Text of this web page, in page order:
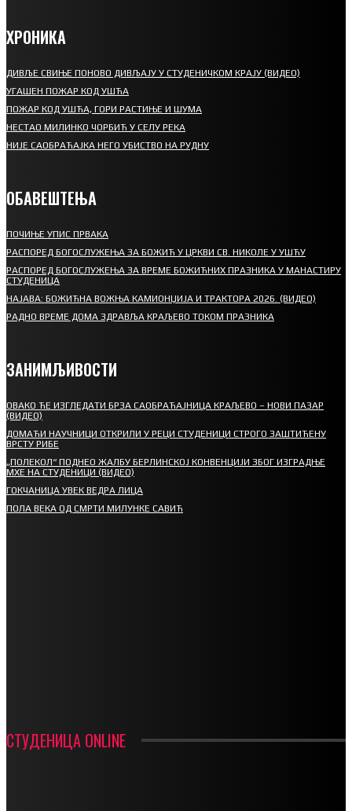
ХРОНИКА
ДИВЉЕ СВИЊЕ ПОНОВО ДИВЉАЈУ У СТУДЕНИЧКОМ КРАЈУ (ВИДЕО)
УГАШЕН ПОЖАР КОД УШЋА
ПОЖАР КОД УШЋА, ГОРИ РАСТИЊЕ И ШУМА
НЕСТАО МИЛИНКО ЧОРБИЋ У СЕЛУ РЕКА
НИЈЕ САОБРАЋАЈКА НЕГО УБИСТВО НА РУДНУ
ОБАВЕШТЕЊА
ПОЧИЊЕ УПИС ПРВАКА
РАСПОРЕД БОГОСЛУЖЕЊА ЗА БОЖИЋ У ЦРКВИ СВ. НИКОЛЕ У УШЋУ
РАСПОРЕД БОГОСЛУЖЕЊА ЗА ВРЕМЕ БОЖИЋНИХ ПРАЗНИКА У МАНАСТИРУ
СТУДЕНИЦА
НАЈАВА: БОЖИЋНА ВОЖЊА КАМИОНЏИЈА И ТРАКТОРА 2026. (ВИДЕО)
РАДНО ВРЕМЕ ДОМА ЗДРАВЉА КРАЉЕВО ТОКОМ ПРАЗНИКА
ЗАНИМЉИВОСТИ
ОВАКО ЋЕ ИЗГЛЕДАТИ БРЗА САОБРАЋАЈНИЦА КРАЉЕВО – НОВИ ПАЗАР
(ВИДЕО)
ДОМАЋИ НАУЧНИЦИ ОТКРИЛИ У РЕЦИ СТУДЕНИЦИ СТРОГО ЗАШТИЋЕНУ
ВРСТУ РИБЕ
„ПОЛЕКОЛ“ ПОДНЕО ЖАЛБУ БЕРЛИНСКОЈ КОНВЕНЦИЈИ ЗБОГ ИЗГРАДЊЕ
МХЕ НА СТУДЕНИЦИ (ВИДЕО)
ГОКЧАНИЦА УВЕК ВЕДРА ЛИЦА
ПОЛА ВЕКА ОД СМРТИ МИЛУНКЕ САВИЋ
СТУДЕНИЦА ONLINE